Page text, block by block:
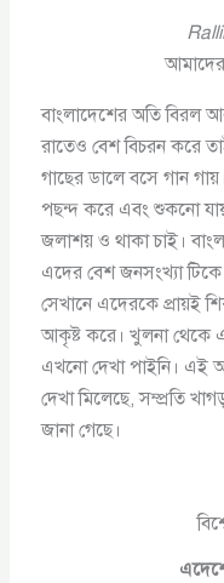
বাংলাদেশের অতি বিরল
রাতেও বেশ বিচরন করে
গাছের ডালে বসে গান
পছন্দ করে এবং শুকনো
জলাশয় ও থাকা চাই।
এদের বেশ জনসংখ্যা
সেখানে এদেরকে প্রায়ই
আকৃষ্ট করে। খুলনা থেকে
এখনো দেখা পাইনি। এই
দেখা মিলেছে, সম্প্রতি
জানা গেছে।